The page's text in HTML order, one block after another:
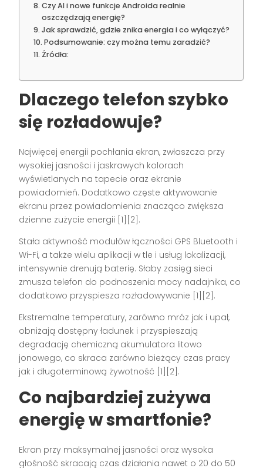
Czy AI i nowe funkcje Androida realnie
oszczędzają energię?
Jak sprawdzić, gdzie znika energia i co wyłączyć?
Podsumowanie: czy można temu zaradzić?
Źródła:
Dlaczego telefon szybko
się rozładowuje?
Najwięcej energii pochłania ekran, zwłaszcza przy
wysokiej jasności i jaskrawych kolorach
wyświetlanych na tapecie oraz ekranie
powiadomień. Dodatkowo częste aktywowanie
ekranu przez powiadomienia znacząco zwiększa
dzienne zużycie energii [1][2].
Stała aktywność modułów łączności GPS Bluetooth i
Wi-Fi, a także wielu aplikacji w tle i usług lokalizacji,
intensywnie drenują baterię. Słaby zasięg sieci
zmusza telefon do podnoszenia mocy nadajnika, co
dodatkowo przyspiesza rozładowywanie [1][2].
Ekstremalne temperatury, zarówno mróz jak i upał,
obniżają dostępny ładunek i przyspieszają
degradację chemiczną akumulatora litowo
jonowego, co skraca zarówno bieżący czas pracy
jak i długoterminową żywotność [1][2].
Co najbardziej zużywa
energię w smartfonie?
Ekran przy maksymalnej jasności oraz wysoka
głośność skracają czas działania nawet o 20 do 50